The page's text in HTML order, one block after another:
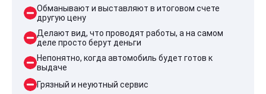
Обманывают и выставляют в итоговом счете
другую цену
Делают вид, что проводят работы, а на самом
деле просто берут деньги
Непонятно, когда автомобиль будет готов к
выдаче
Грязный и неуютный сервис